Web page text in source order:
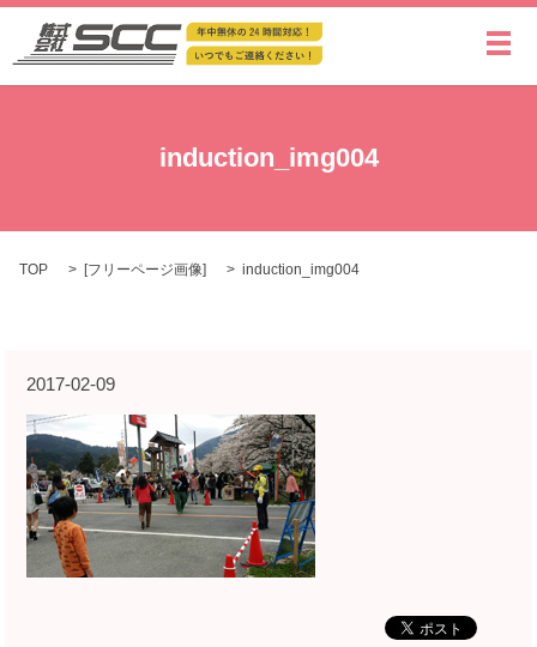
メ
induction_img004
TOP [フリーページ画像] induction_img004
2017-02-09